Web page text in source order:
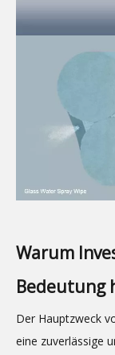
Warum
Bedeutung
Der Hauptzweck
eine zuverlässige